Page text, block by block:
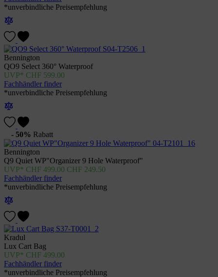
*unverbindliche Preisempfehlung
Bennington
QO9 Select 360° Waterproof
CHF 599.00
Fachhändler finder
*unverbindliche Preisempfehlung
- 50% Rabatt
Bennington
Q9 Quiet WP"Organizer 9 Hole Waterproof"
CHF 499.00 CHF 249.50
Fachhändler finder
*unverbindliche Preisempfehlung
Kradul
Lux Cart Bag
CHF 499.00
Fachhändler finder
*unverbindliche Preisempfehlung